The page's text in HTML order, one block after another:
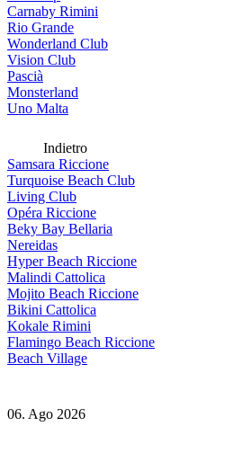
Carnaby Rimini
Rio Grande
Wonderland Club
Vision Club
Pascià
Monsterland
Uno Malta
Indietro
Samsara Riccione
Turquoise Beach Club
Living Club
Opéra Riccione
Beky Bay Bellaria
Nereidas
Hyper Beach Riccione
Malindi Cattolica
Mojito Beach Riccione
Bikini Cattolica
Kokale Rimini
Flamingo Beach Riccione
Beach Village
06. Ago 2026